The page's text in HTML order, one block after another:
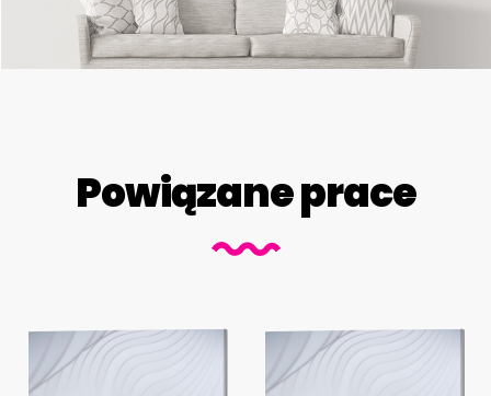
Powiązane prace